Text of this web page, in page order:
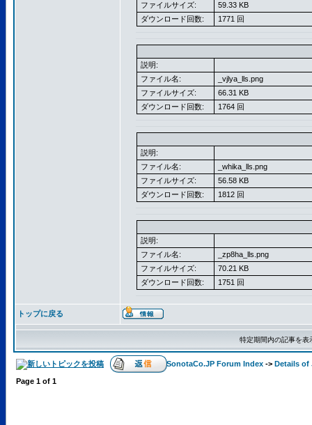
ファイルサイズ:
59.33 KB
ダウンロード回数:
1771 回
説明:
ファイル名:
_vjlya_lls.png
ファイルサイズ:
66.31 KB
ダウンロード回数:
1764 回
説明:
ファイル名:
_whika_lls.png
ファイルサイズ:
56.58 KB
ダウンロード回数:
1812 回
説明:
ファイル名:
_zp8ha_lls.png
ファイルサイズ:
70.21 KB
ダウンロード回数:
1751 回
トップに戻る
特定期間内の記事を
SonotaCo.JP Forum Index -> Details of
Page 1 of 1